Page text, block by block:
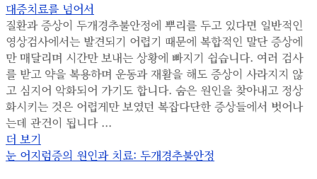
대증치료를 넘어서
질환과 증상이 두개경추불안정에 뿌리를 두고 있다면 일반적인
영상검사에서는 발견되기 어렵기 때문에 복합적인 말단 증상에
만 매달리며 시간만 보내는 상황에 빠지기 쉽습니다. 여러 검사
를 받고 약을 복용하며 운동과 재활을 해도 증상이 사라지지 않
고 심지어 악화되어 가기도 합니다. 숨은 원인을 찾아내고 정상
화시키는 것은 어렵게만 보였던 복잡다단한 증상들에서 벗어나
는데 관건이 됩니다 ...
더 보기
눈 어지럼증의 원인과 치료: 두개경추불안정